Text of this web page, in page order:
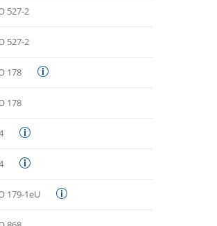
527-2
527-2
178
178
179-1eU